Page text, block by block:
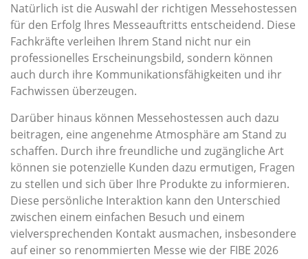
Natürlich ist die Auswahl der richtigen Messehostessen
für den Erfolg Ihres Messeauftritts entscheidend. Diese
Fachkräfte verleihen Ihrem Stand nicht nur ein
professionelles Erscheinungsbild, sondern können
auch durch ihre Kommunikationsfähigkeiten und ihr
Fachwissen überzeugen.
Darüber hinaus können Messehostessen auch dazu
beitragen, eine angenehme Atmosphäre am Stand zu
schaffen. Durch ihre freundliche und zugängliche Art
können sie potenzielle Kunden dazu ermutigen, Fragen
zu stellen und sich über Ihre Produkte zu informieren.
Diese persönliche Interaktion kann den Unterschied
zwischen einem einfachen Besuch und einem
vielversprechenden Kontakt ausmachen, insbesondere
auf einer so renommierten Messe wie der FIBE 2026